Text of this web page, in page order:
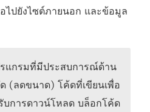
ไปยังไซต์ภายนอก และข้อมูล
แกรมที่มีประสบการณ์ด้าน
(ลดขนาด) โค้ดที่เขียนเพื่อ
การดาวน์โหลด บล็อกโค้ด